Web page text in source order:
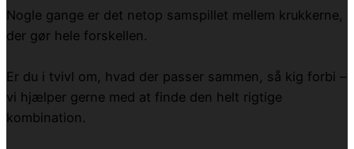
Nogle gange er det netop samspillet mellem krukkerne,
der gør hele forskellen.
Er du i tvivl om, hvad der passer sammen, så kig forbi –
vi hjælper gerne med at finde den helt rigtige
kombination.